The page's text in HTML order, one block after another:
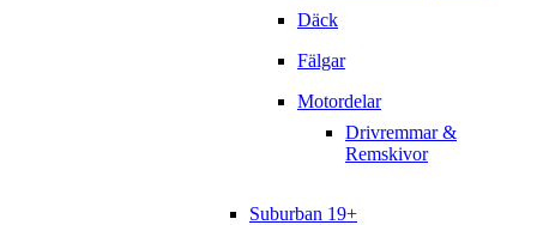
Däck
Fälgar
Motordelar
Drivremmar &
Remskivor
Suburban 19+